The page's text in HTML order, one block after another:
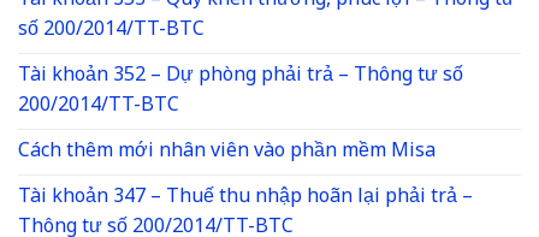
số 200/2014/TT-BTC
Tài khoản 352 – Dự phòng phải trả – Thông tư số
200/2014/TT-BTC
Cách thêm mới nhân viên vào phần mềm Misa
Tài khoản 347 – Thuế thu nhập hoãn lại phải trả –
Thông tư số 200/2014/TT-BTC